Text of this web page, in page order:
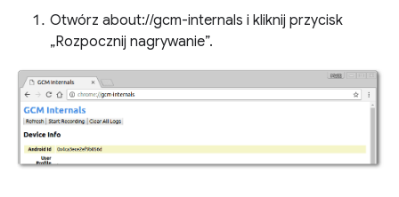
Otwórz about://gcm-internals i kliknij przycisk
„Rozpocznij nagrywanie”.